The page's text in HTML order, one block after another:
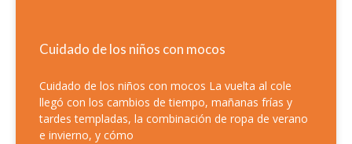
Cuidado de los niños con mocos
Cuidado de los niños con mocos La vuelta al cole
llegó con los cambios de tiempo, mañanas frías y
tardes templadas, la combinación de ropa de verano
e invierno, y cómo